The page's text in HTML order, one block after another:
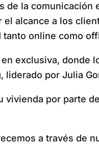
de la
alcance a los
tanto online como
exclusiva, donde
liderado por Julia
vivienda por parte
a través de